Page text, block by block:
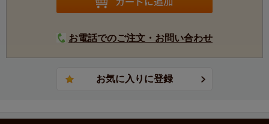
お電話でのご注文・お問い合わせ